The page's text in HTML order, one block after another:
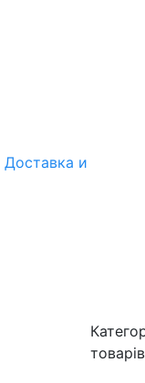
Доставка и
товарів